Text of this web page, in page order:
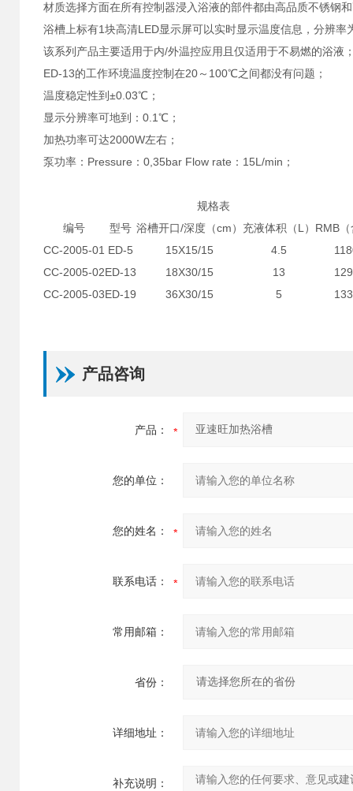
材质选择方面在所有控制器浸入浴液的部件都由高品质不锈钢
浴槽上标有1块高清LED显示屏可以实时显示温度信息，分辨
该系列产品主要适用于内/外温控应用且仅适用于不易燃的浴液
ED-13的工作环境温度控制在20～100℃之间都没有问题；
温度稳定性到±0.03℃；
显示分辨率可地到：0.1℃；
加热功率可达2000W左右；
泵功率：Pressure：0,35bar Flow rate：15L/min；
规格表
编号
型号 浴槽开口/深度（cm） 充液体积（L） RMB
CC-2005-01 ED-5 15X15/15 4.5
CC-2005-02ED-13 18X30/15 13
CC-2005-03ED-19 36X30/15 5
产品咨询
产品：
您的单位：
您的姓名：
联系电话：
常用邮箱：
省份：
详细地址：
补充说明：